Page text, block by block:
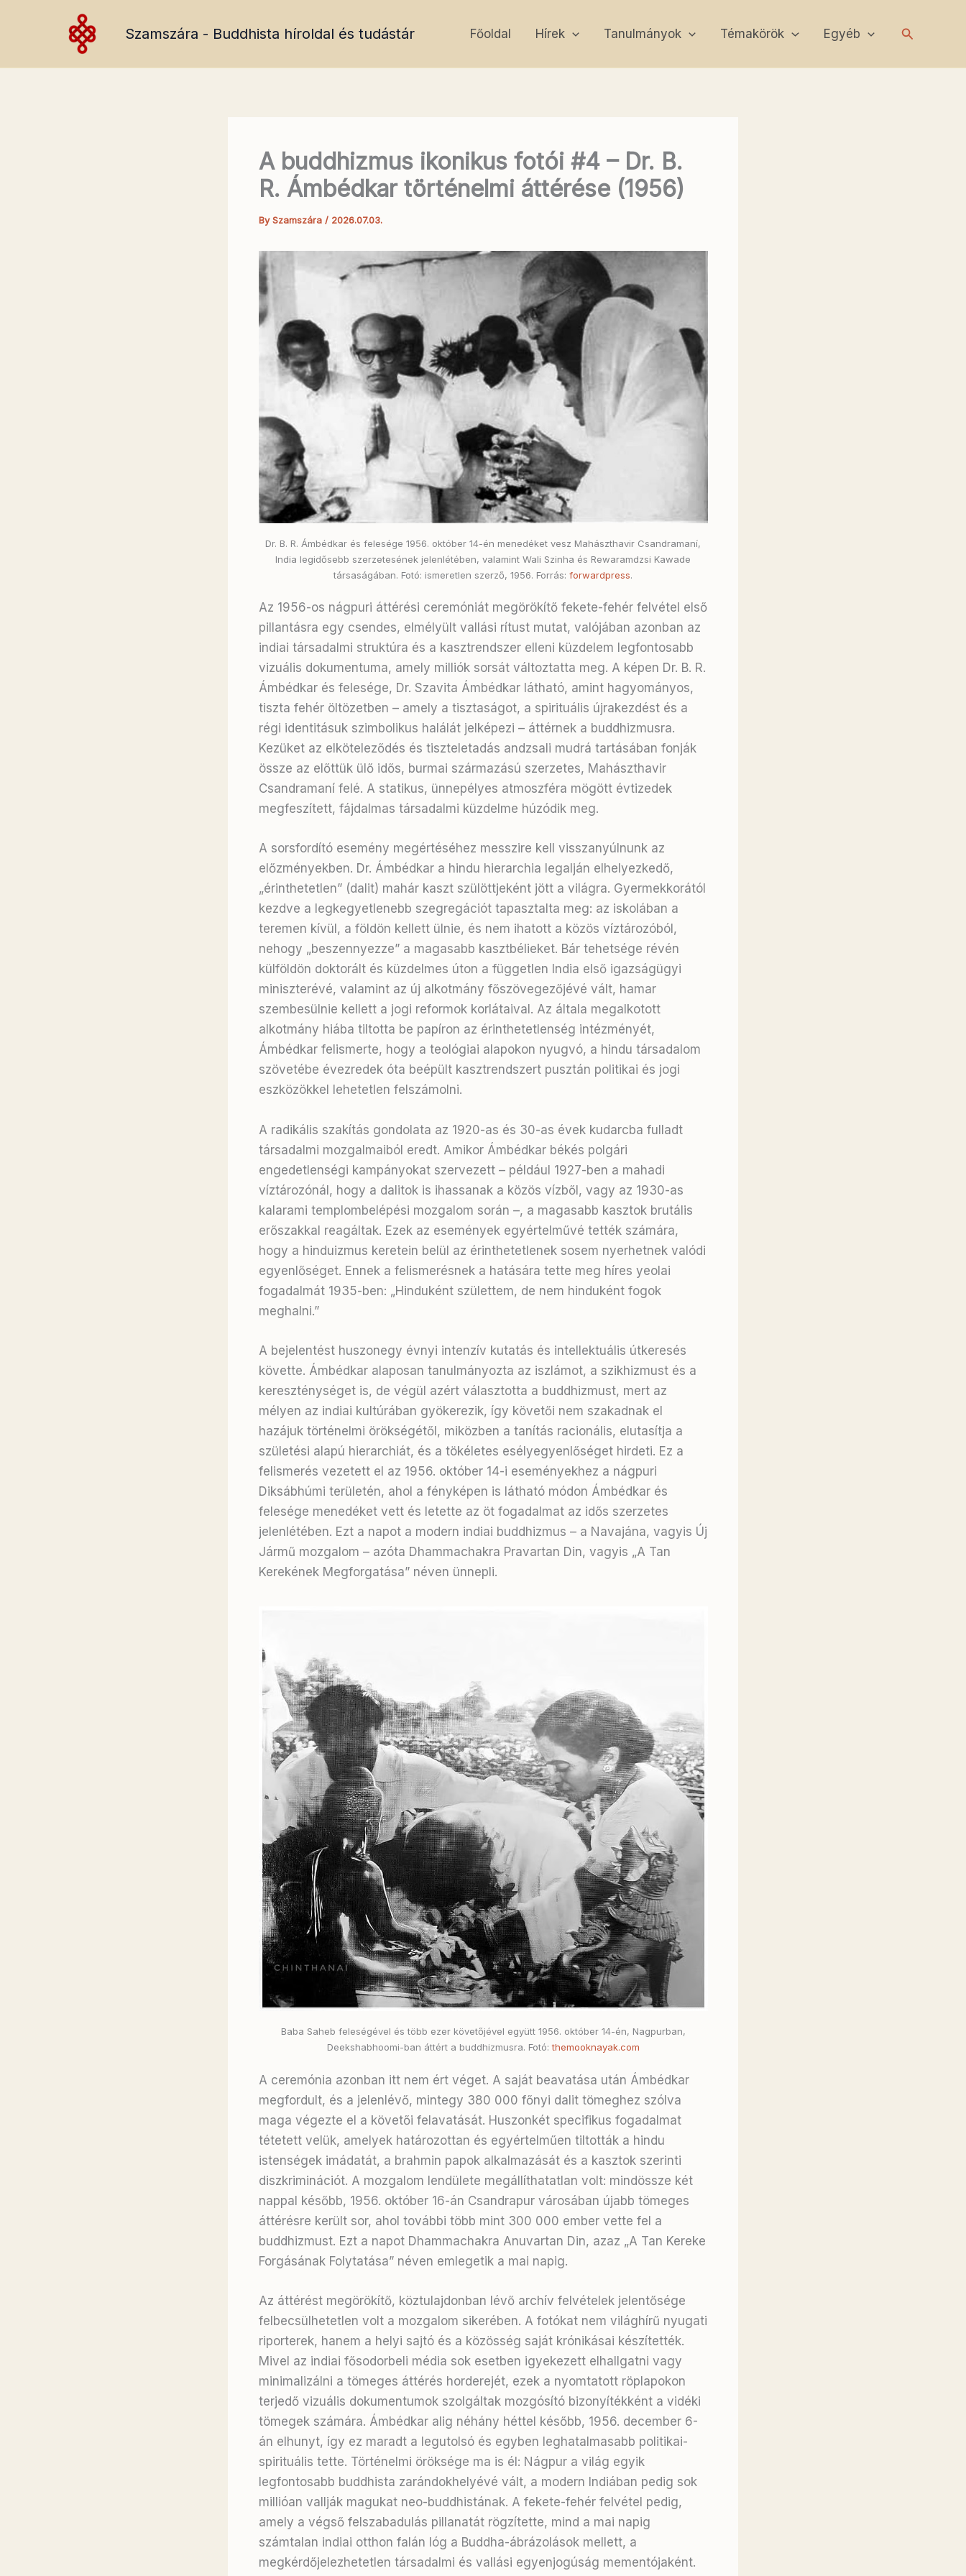
Szamszára - Buddhista híroldal és tudástár Főoldal Hírek Tanulmányok Témakörök Egyéb Search
A buddhizmus ikonikus fotói #4 – Dr. B.
R. Ámbédkar történelmi áttérése (1956)
BySzamszára / 2026.07.03.
Dr. B. R. Ámbédkar és felesége 1956. október 14-én menedéket vesz Mahászthavir Csandramaní,
India legidősebb szerzetesének jelenlétében, valamint Wali Szinha és Rewaramdzsi Kawade
társaságában. Fotó: ismeretlen szerző, 1956. Forrás: forwardpress.
Az 1956-os nágpuri áttérési ceremóniát megörökítő fekete-fehér felvétel első
pillantásra egy csendes, elmélyült vallási rítust mutat, valójában azonban az
indiai társadalmi struktúra és a kasztrendszer elleni küzdelem legfontosabb
vizuális dokumentuma, amely milliók sorsát változtatta meg. A képen Dr. B. R.
Ámbédkar és felesége, Dr. Szavita Ámbédkar látható, amint hagyományos,
tiszta fehér öltözetben – amely a tisztaságot, a spirituális újrakezdést és a
régi identitásuk szimbolikus halálát jelképezi – áttérnek a buddhizmusra.
Kezüket az elköteleződés és tiszteletadás andzsali mudrá tartásában fonják
össze az előttük ülő idős, burmai származású szerzetes, Mahászthavir
Csandramaní felé. A statikus, ünnepélyes atmoszféra mögött évtizedek
megfeszített, fájdalmas társadalmi küzdelme húzódik meg.
A sorsfordító esemény megértéséhez messzire kell visszanyúlnunk az
előzményekben. Dr. Ámbédkar a hindu hierarchia legalján elhelyezkedő,
„érinthetetlen” (dalit) mahár kaszt szülöttjeként jött a világra. Gyermekkorától
kezdve a legkegyetlenebb szegregációt tapasztalta meg: az iskolában a
teremen kívül, a földön kellett ülnie, és nem ihatott a közös víztározóból,
nehogy „beszennyezze” a magasabb kasztbélieket. Bár tehetsége révén
külföldön doktorált és küzdelmes úton a független India első igazságügyi
miniszterévé, valamint az új alkotmány főszövegezőjévé vált, hamar
szembesülnie kellett a jogi reformok korlátaival. Az általa megalkotott
alkotmány hiába tiltotta be papíron az érinthetetlenség intézményét,
Ámbédkar felismerte, hogy a teológiai alapokon nyugvó, a hindu társadalom
szövetébe évezredek óta beépült kasztrendszert pusztán politikai és jogi
eszközökkel lehetetlen felszámolni.
A radikális szakítás gondolata az 1920-as és 30-as évek kudarcba fulladt
társadalmi mozgalmaiból eredt. Amikor Ámbédkar békés polgári
engedetlenségi kampányokat szervezett – például 1927-ben a mahadi
víztározónál, hogy a dalitok is ihassanak a közös vízből, vagy az 1930-as
kalarami templombelépési mozgalom során –, a magasabb kasztok brutális
erőszakkal reagáltak. Ezek az események egyértelművé tették számára,
hogy a hinduizmus keretein belül az érinthetetlenek sosem nyerhetnek valódi
egyenlőséget. Ennek a felismerésnek a hatására tette meg híres yeolai
fogadalmát 1935-ben: „Hinduként születtem, de nem hinduként fogok
meghalni.”
A bejelentést huszonegy évnyi intenzív kutatás és intellektuális útkeresés
követte. Ámbédkar alaposan tanulmányozta az iszlámot, a szikhizmust és a
kereszténységet is, de végül azért választotta a buddhizmust, mert az
mélyen az indiai kultúrában gyökerezik, így követői nem szakadnak el
hazájuk történelmi örökségétől, miközben a tanítás racionális, elutasítja a
születési alapú hierarchiát, és a tökéletes esélyegyenlőséget hirdeti. Ez a
felismerés vezetett el az 1956. október 14-i eseményekhez a nágpuri
Diksábhúmi területén, ahol a fényképen is látható módon Ámbédkar és
felesége menedéket vett és letette az öt fogadalmat az idős szerzetes
jelenlétében. Ezt a napot a modern indiai buddhizmus – a Navajána, vagyis Új
Jármű mozgalom – azóta Dhammachakra Pravartan Din, vagyis „A Tan
Kerekének Megforgatása” néven ünnepli.
Baba Saheb feleségével és több ezer követőjével együtt 1956. október 14-én, Nagpurban,
Deekshabhoomi-ban áttért a buddhizmusra. Fotó:themooknayak.com
A ceremónia azonban itt nem ért véget. A saját beavatása után Ámbédkar
megfordult, és a jelenlévő, mintegy 380 000 főnyi dalit tömeghez szólva
maga végezte el a követői felavatását. Huszonkét specifikus fogadalmat
tétetett velük, amelyek határozottan és egyértelműen tiltották a hindu
istenségek imádatát, a brahmin papok alkalmazását és a kasztok szerinti
diszkriminációt. A mozgalom lendülete megállíthatatlan volt: mindössze két
nappal később, 1956. október 16-án Csandrapur városában újabb tömeges
áttérésre került sor, ahol további több mint 300 000 ember vette fel a
buddhizmust. Ezt a napot Dhammachakra Anuvartan Din, azaz „A Tan Kereke
Forgásának Folytatása” néven emlegetik a mai napig.
Az áttérést megörökítő, köztulajdonban lévő archív felvételek jelentősége
felbecsülhetetlen volt a mozgalom sikerében. A fotókat nem világhírű nyugati
riporterek, hanem a helyi sajtó és a közösség saját krónikásai készítették.
Mivel az indiai fősodorbeli média sok esetben igyekezett elhallgatni vagy
minimalizálni a tömeges áttérés horderejét, ezek a nyomtatott röplapokon
terjedő vizuális dokumentumok szolgáltak mozgósító bizonyítékként a vidéki
tömegek számára. Ámbédkar alig néhány héttel később, 1956. december 6-
án elhunyt, így ez maradt a legutolsó és egyben leghatalmasabb politikai-
spirituális tette. Történelmi öröksége ma is él: Nágpur a világ egyik
legfontosabb buddhista zarándokhelyévé vált, a modern Indiában pedig sok
millióan vallják magukat neo-buddhistának. A fekete-fehér felvétel pedig,
amely a végső felszabadulás pillanatát rögzítette, mind a mai napig
számtalan indiai otthon falán lóg a Buddha-ábrázolások mellett, a
megkérdőjelezhetetlen társadalmi és vallási egyenjogúság mementójaként.